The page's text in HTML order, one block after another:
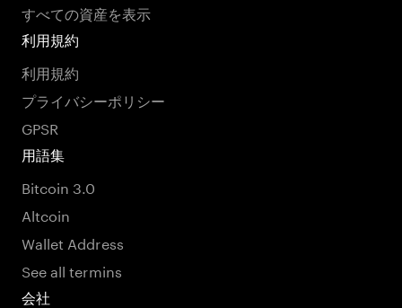
すべての資産を表示
利用規約
利用規約
プライバシーポリシー
GPSR
用語集
Bitcoin 3.0
Altcoin
Wallet Address
See all termins
会社